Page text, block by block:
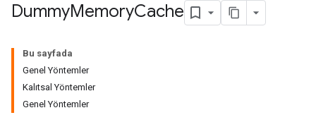
DummyMemoryCache
Bu sayfada
Genel Yöntemler
Kalıtsal Yöntemler
Genel Yöntemler